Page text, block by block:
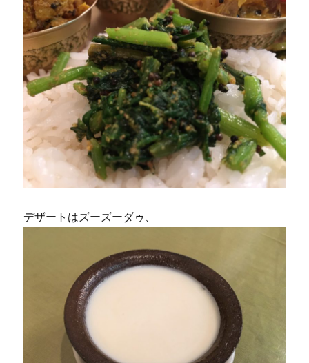
デザートはズーズーダゥ、